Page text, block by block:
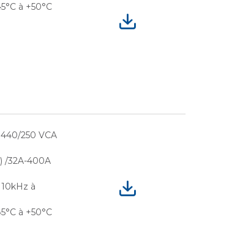
à +50°C
250 VCA
/32A-400A
à
à +50°C